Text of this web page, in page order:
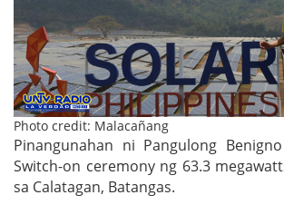
Photo credit: Malacañang
Pinangunahan ni Pangulong
Switch-on ceremony ng 63.3
sa Calatagan, Batangas.